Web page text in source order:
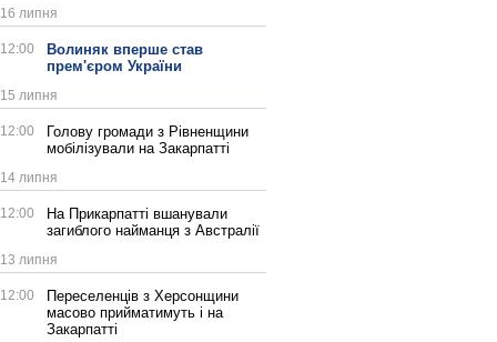
16 липня
12:00
Волиняк вперше став
прем'єром України
15 липня
12:00
Голову громади з Рівненщини
мобілізували на Закарпатті
14 липня
12:00
На Прикарпатті вшанували
загиблого найманця з Австралії
13 липня
12:00
Переселенців з Херсонщини
масово прийматимуть і на
Закарпатті